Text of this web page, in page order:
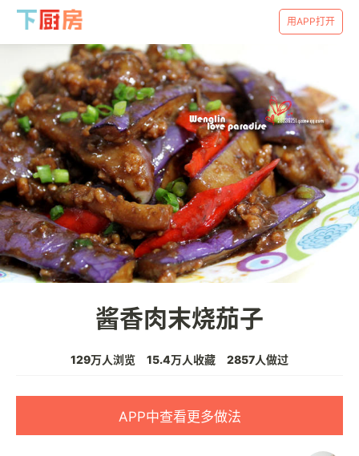
用APP打开
酱香肉末烧茄子
129万人浏览 15.4万人收藏 2857人做过
APP中查看更多做法